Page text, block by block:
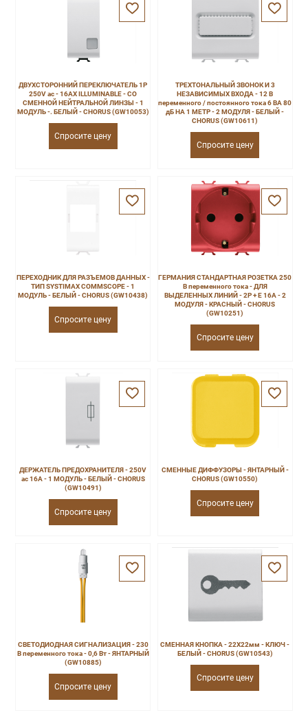
ДВУХСТОРОННИЙ ПЕРЕКЛЮЧАТЕЛЬ 1P
250V ac - 16AX ILLUMINABLE - СО
СМЕННОЙ НЕЙТРАЛЬНОЙ ЛИНЗЫ - 1
МОДУЛЬ -. БЕЛЫЙ - CHORUS (GW10053)
Спросите цену
ТРЕХТОНАЛЬНЫЙ ЗВОНОК И 3
НЕЗАВИСИМЫХ ВХОДА - 12 В
переменного / постоянного тока 6 ВА 80
дБ НА 1 МЕТР - 2 МОДУЛЯ - БЕЛЫЙ -
CHORUS (GW10611)
Спросите цену
ПЕРЕХОДНИК ДЛЯ РАЗЪЕМОВ ДАННЫХ -
ТИП SYSTIMAX COMMSCOPE - 1
МОДУЛЬ - БЕЛЫЙ - CHORUS (GW10438)
Спросите цену
ГЕРМАНИЯ СТАНДАРТНАЯ РОЗЕТКА 250
В переменного тока - ДЛЯ
ВЫДЕЛЕННЫХ ЛИНИЙ - 2P + E 16A - 2
МОДУЛЯ - КРАСНЫЙ - CHORUS
(GW10251)
Спросите цену
ДЕРЖАТЕЛЬ ПРЕДОХРАНИТЕЛЯ - 250V
ac 16A - 1 МОДУЛЬ - БЕЛЫЙ - CHORUS
(GW10491)
Спросите цену
СМЕННЫЕ ДИФФУЗОРЫ - ЯНТАРНЫЙ -
CHORUS (GW10550)
Спросите цену
СВЕТОДИОДНАЯ СИГНАЛИЗАЦИЯ - 230
В переменного тока - 0,6 Вт - ЯНТАРНЫЙ
(GW10885)
Спросите цену
СМЕННАЯ КНОПКА - 22X22мм - КЛЮЧ -
БЕЛЫЙ - CHORUS (GW10543)
Спросите цену